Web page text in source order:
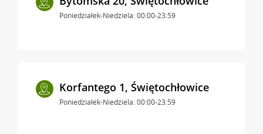
Poniedziałek-Niedziela: 00:00-23:59
Korfantego 1, Świętochłowice
Poniedziałek-Niedziela: 00:00-23:59